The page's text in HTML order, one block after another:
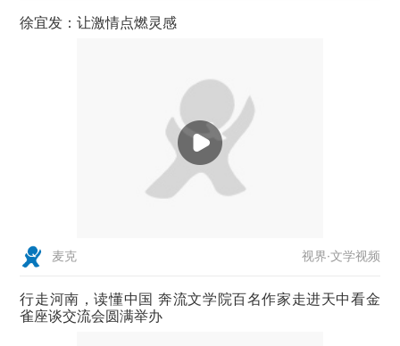
徐宜发：让激情点燃灵感
麦克 视界·文学视频
行走河南，读懂中国 奔流文学院百名作家走进天中看金
雀座谈交流会圆满举办